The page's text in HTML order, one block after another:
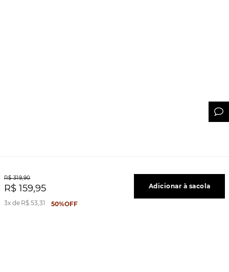
R$ 319,90
R$ 159,95
3 R$ 53,31 50%OFF
Adicionar à sacola